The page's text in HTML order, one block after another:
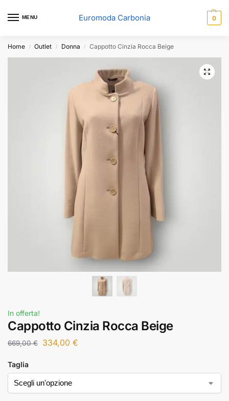
MENU Euromoda Carbonia 0
Home / Outlet / Donna / Cappotto Cinzia Rocca Beige
In offerta!
Cappotto Cinzia Rocca Beige
669,00€ 334,00 €
Taglia